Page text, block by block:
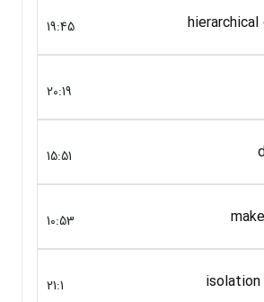
19:45
20:19
15:51
10:53
21:1